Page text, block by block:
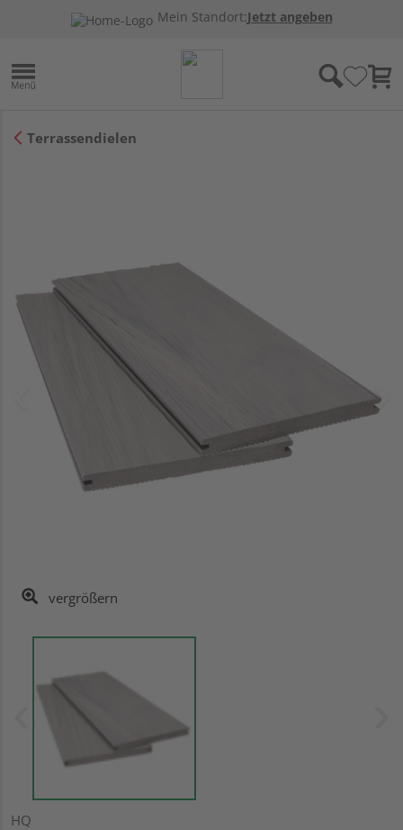
Mein Standort:Jetzt angeben
Terrassendielen
vergrößern
HQ